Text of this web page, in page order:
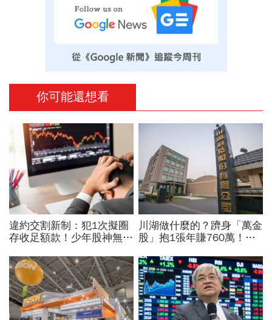
你可能還想看
違約交割新制：犯1次擬圈
存收足額款！少年股神無本
違約交割後果「想貸款都
難」
川湖做什麼的？躋身「萬金
股」抱1張年賺760萬！傳
根鐵憑什麼賣這麼貴」？